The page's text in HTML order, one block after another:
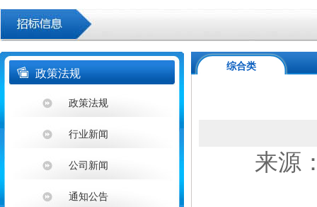
政策法规
政策法规
行业新闻
公司新闻
通知公告
综合类
来源